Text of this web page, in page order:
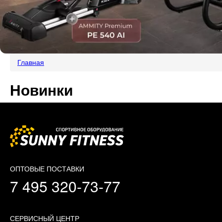
Главная
Новинки
ОПТОВЫЕ ПОСТАВКИ
7 495 320-73-77
СЕРВИСНЫЙ ЦЕНТР